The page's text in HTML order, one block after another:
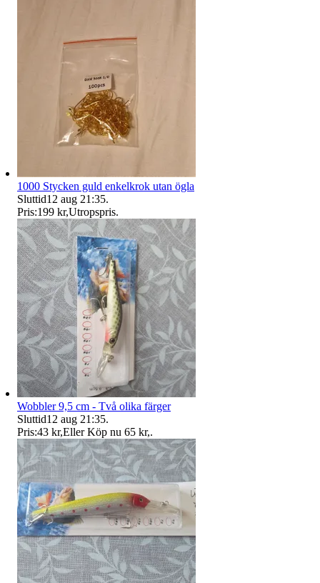
1000 Stycken guld enkelkrok utan ögla
Sluttid12 aug 21:35.
Pris:199 kr,Utropspris.
Wobbler 9,5 cm - Två olika färger
Sluttid12 aug 21:35.
Pris:43 kr,Eller Köp nu 65 kr,.